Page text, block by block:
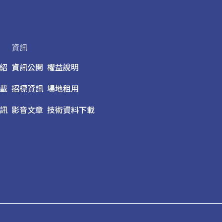
資訊
資訊公開
招標資訊
影音文章
權益說明
場地租用
技術資料下載